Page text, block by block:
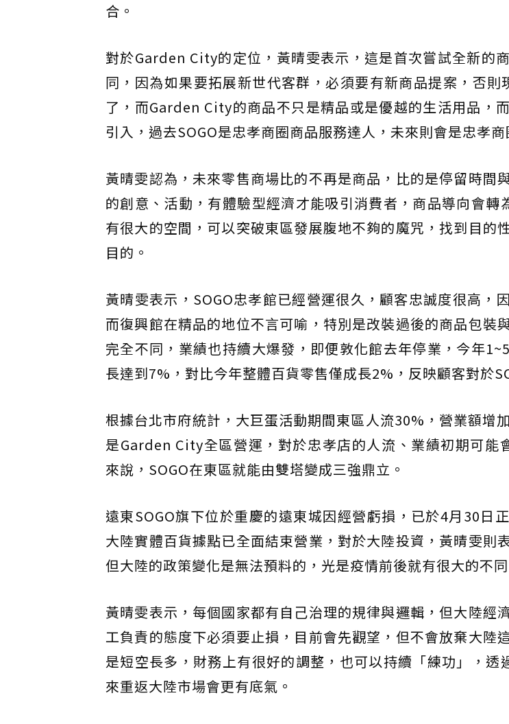
合。
對於Garden City的定位，黃晴雯表示，這是首次嘗試全新的
同，因為如果要拓展新世代客群，必須要有新商品提案，否則
了，而Garden City的商品不只是精品或是優越的生活用品，
引入，過去SOGO是忠孝商圈商品服務達人，未來則會是忠孝商
黃晴雯認為，未來零售商場比的不再是商品，比的是停留時間
的創意、活動，有體驗型經濟才能吸引消費者，商品導向會
有很大的空間，可以突破東區發展腹地不夠的魔咒，找到目的
目的。
黃晴雯表示，SOGO忠孝館已經營運很久，顧客忠誠度很高，
而復興館在精品的地位不言可喻，特別是改裝過後的商品包裝
完全不同，業績也持續大爆發，即便敦化館去年停業，今年
長達到7%，對比今年整體百貨零售僅成長2%，反映顧客對於
根據台北市府統計，大巨蛋活動期間東區人流30%，營業額增
是Garden City全區營運，對於忠孝店的人流、業績初期可能
來說，SOGO在東區就能由雙塔變成三強鼎立。
遠東SOGO旗下位於重慶的遠東城因經營虧損，已於4月30日
大陸實體百貨據點已全面結束營業，對於大陸投資，黃晴雯則
但大陸的政策變化是無法預料的，光是疫情前後就有很大的不同
黃晴雯表示，每個國家都有自己治理的規律與邏輯，但大陸經
工負責的態度下必須要止損，目前會先觀望，但不會放棄大陸
是短空長多，財務上有很好的調整，也可以持續「練功」，
來重返大陸市場會更有底氣。